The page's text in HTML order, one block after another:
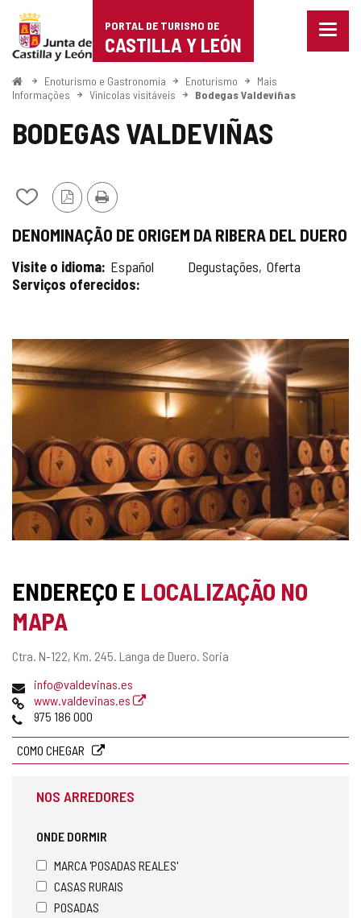
Portal
de
Turismo
de
Castilla
León
PORTAL DE TURISMO DE
CASTILLA Y LEÓN
Menu
ComeçoEnoturismo e Gastronomia Enoturismo
Mais
Informações
Vinícolas visitáveis Bodegas Valdeviñas
BODEGAS VALDEVIÑAS
Adicionar
remover
meus
cadernos
VersãoImprimir
DENOMINAÇÃO DE ORIGEM DA RIBERA DEL DUERO
Visite o idioma Español
Serviços oferecidos
Degustações Oferta
GALERIA
DE
IMAGENS
ENDEREÇO E LOCALIZAÇÃO NO
MAPA
Endereço
Ctra. N-122, Km. 245. Langa de Duero. Soria
Endereço
de
email
info@valdevinas.es
Pagina
web
www.valdevinas.es
Telefones
975 186 000
COMO CHEGAR
NOS ARREDORES
ONDE DORMIR
MARCA 'POSADAS REALES'
CASAS RURAIS
POSADAS